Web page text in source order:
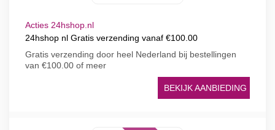
Acties 24hshop.nl
24hshop nl Gratis verzending vanaf €100.00
Gratis verzending door heel Nederland bij bestellingen
van €100.00 of meer
BEKIJK AANBIEDING